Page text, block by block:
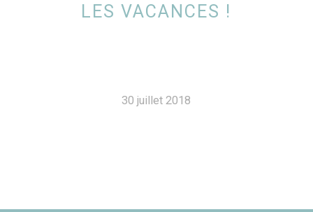
LES VACANCES !
30 juillet 2018